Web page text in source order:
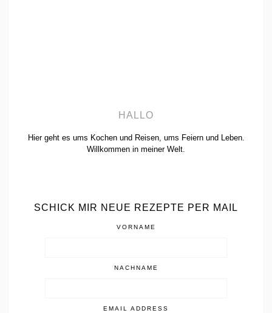
HALLO
Hier geht es ums Kochen und Reisen, ums Feiern und Leben.
Willkommen in meiner Welt.
SCHICK MIR NEUE REZEPTE PER MAIL
VORNAME
NACHNAME
EMAIL ADDRESS